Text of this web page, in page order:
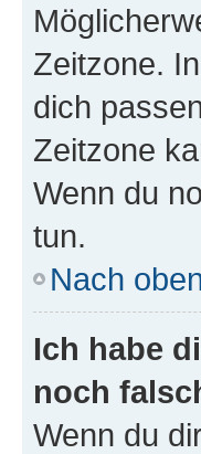
Zeitzone.
dich
Zeitzone
Wenn du
tun.
Nach
Ich habe
noch
Wenn du